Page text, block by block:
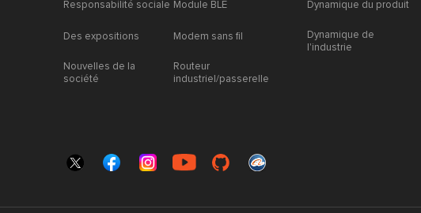
Responsabilité sociale
Des expositions
Nouvelles de la
société
Module BLE
Modem sans fil
Routeur
industriel/passerelle
Dynamique du produit
Dynamique de
l'industrie